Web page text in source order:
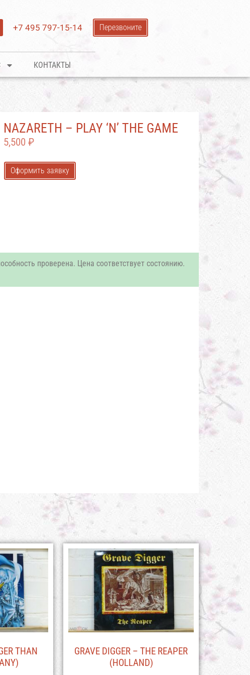
+7 495 797-15-14 Перезвоните
КОНТАКТЫ
NAZARETH – PLAY ‘N’ THE GAME
5,500 ₽
Оформить заявку
проверена. Цена соответствует состоянию.
THAN
GRAVE DIGGER – THE REAPER
(HOLLAND)